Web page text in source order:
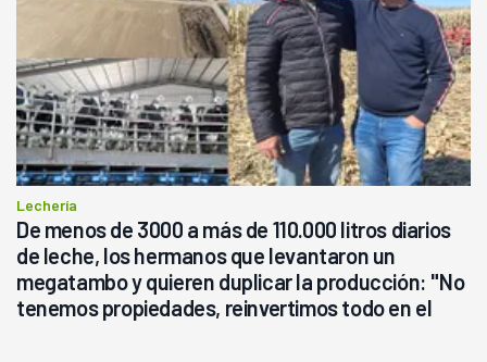
Lechería
De menos de 3000 a más de 110.000 litros diarios
de leche, los hermanos que levantaron un
megatambo y quieren duplicar la producción: "No
tenemos propiedades, reinvertimos todo en el